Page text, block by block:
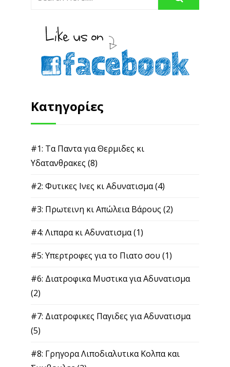
Κατηγορίες
#1: Τα Παντα για Θερμιδες κι
Υδατανθρακες (8)
#2: Φυτικες Ινες κι Αδυνατισμα(4)
#3: Πρωτεινη κι Απώλεια Βάρους (2)
#4: Λιπαρα κι Αδυνατισμα(1)
#5: Υπερτροφες για το Πιατο σου (1)
#6: Διατροφικα Μυστικα για Αδυνατισμα
(2)
#7: Διατροφικες Παγιδες για Αδυνατισμα
(5)
#8: Γρηγορα Λιποδιαλυτικα Κολπα και